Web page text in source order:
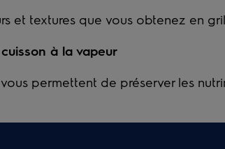
et textures que vous obtenez en
à la vapeur
permettent de préserver les